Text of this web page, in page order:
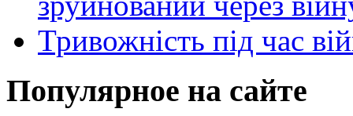
Тривожність під час
Популярное на сайте